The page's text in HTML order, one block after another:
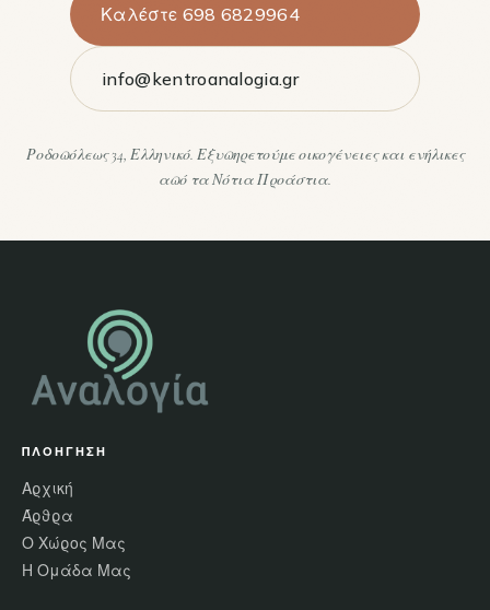
Καλέστε 698 6829964
info@kentroanalogia.gr
Ροδοπόλεως 34, Ελληνικό. Εξυπηρετούμε οικογένειες και ενήλικες
από τα Νότια Προάστια.
ΠΛΟΉΓΗΣΗ
Αρχική
Άρθρα
Ο Χώρος Μας
Η Ομάδα Μας